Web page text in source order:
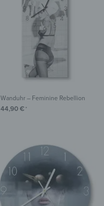
Wanduhr – Feminine Rebellion
44,90€ *